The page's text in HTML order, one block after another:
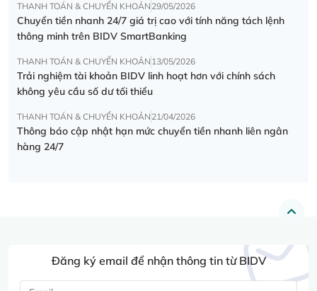
THANH TOÁN & CHUYỂN KHOẢN 29/05/2026
Chuyển tiền nhanh 24/7 giá trị cao với tính năng tách lệnh
thông minh trên BIDV SmartBanking
THANH TOÁN & CHUYỂN KHOẢN 13/05/2026
Trải nghiệm tài khoản BIDV linh hoạt hơn với chính sách
không yêu cầu số dư tối thiểu
THANH TOÁN & CHUYỂN KHOẢN 21/04/2026
Thông báo cập nhật hạn mức chuyển tiền nhanh liên ngân
hàng 24/7
Đăng ký email để nhận thông tin từ BIDV